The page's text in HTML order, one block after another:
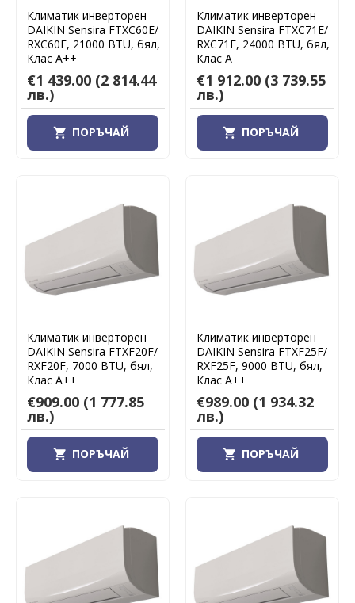
Климатик инверторен
DAIKIN Sensira FTXC60E/
RXC60E, 21000 BTU, бял,
Клас А++
€1 439.00 (2 814.44
лв.)
ПОРЪЧАЙ
Климатик инверторен
DAIKIN Sensira FTXC71E/
RXC71E, 24000 BTU, бял,
Клас А
€1 912.00 (3 739.55
лв.)
ПОРЪЧАЙ
Климатик инверторен
DAIKIN Sensira FTXF20F/
RXF20F, 7000 BTU, бял,
Клас А++
€909.00 (1 777.85
лв.)
ПОРЪЧАЙ
Климатик инверторен
DAIKIN Sensira FTXF25F/
RXF25F, 9000 BTU, бял,
Клас А++
€989.00 (1 934.32
лв.)
ПОРЪЧАЙ